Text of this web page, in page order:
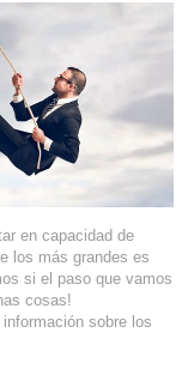
en capacidad de
los más grandes es
si el paso que vamos
cosas!
sobre los